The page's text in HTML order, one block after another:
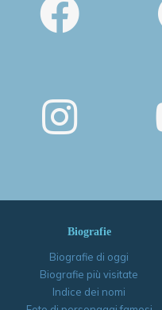
Biografie
Biografie di oggi
Biografie più visitate
Indice dei nomi